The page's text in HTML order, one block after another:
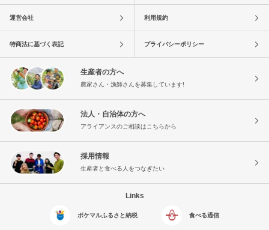
運営会社 利用規約
特商法に基づく表記 プライバシーポリシー
生産者の方へ
農家さん・漁師さんを募集しています!
法人・自治体の方へ
アライアンスのご相談はこちらから
採用情報
生産者と食べる人をつなぎたい
Links
ポケマルふるさと納税 食べる通信